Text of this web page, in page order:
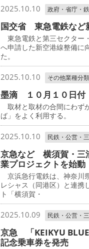
2025.10.10 政府・省庁・
国交省 東急電鉄など
東急電鉄と第三セクター
へ申請した新空港線整備に
た。
2025.10.10 その他業種分類
墨滴 １０月１０日付
取材と取材の合間にわず
ば」をよく利用する。
2025.10.10 民鉄・公営・
京急など 横須賀・三
業プロジェクトを始動
京浜急行電鉄は、神奈川
レシャス（同港区）と連携
ト「横須賀・
2025.10.09 民鉄・公営・
京急 「KEIKYU
記念乗車券を発売